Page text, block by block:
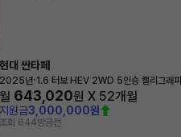
현대 싼타페
2025년·1.6 터보 HEV 2WD 5인승 캘리그래피
월 643,020원 X 52개월
지원금3,000,000원
조회 644방금전